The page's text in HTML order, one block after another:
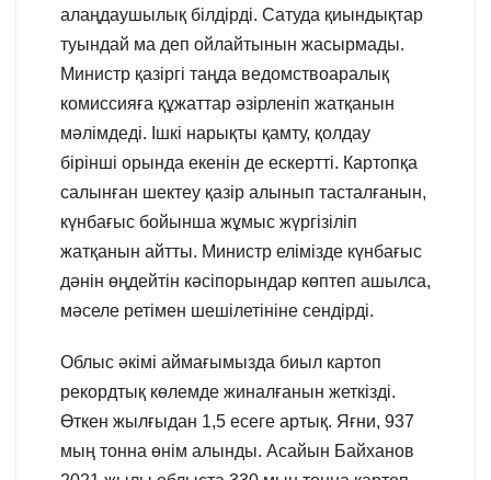
алаңдаушылық білдірді. Сатуда қиындықтар
туындай ма деп ойлайтынын жасырмады.
Министр қазіргі таңда ведомствоаралық
комиссияға құжаттар әзірленіп жатқанын
мәлімдеді. Ішкі нарықты қамту, қолдау
бірінші орында екенін де ескертті. Картопқа
салынған шектеу қазір алынып тасталғанын,
күнбағыс бойынша жұмыс жүргізіліп
жатқанын айтты. Министр елімізде күнбағыс
дәнін өңдейтін кәсіпорындар көптеп ашылса,
мәселе ретімен шешілетініне сендірді.
Облыс әкімі аймағымызда биыл картоп
рекордтық көлемде жиналғанын жеткізді.
Өткен жылғыдан 1,5 есеге артық. Яғни, 937
мың тонна өнім алынды. Асайын Байханов